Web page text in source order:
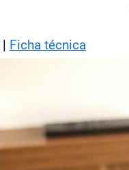
| Ficha técnica